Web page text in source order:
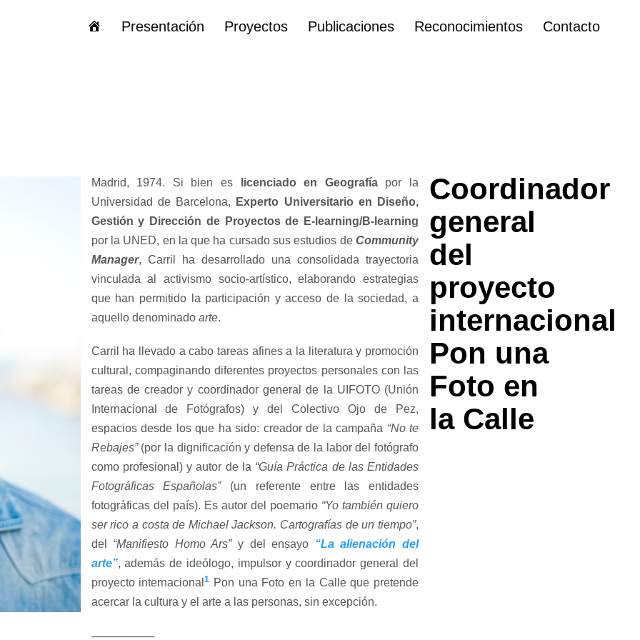
Página
Presentación Proyectos Publicaciones Reconocimientos Contacto
Madrid, 1974. Si bien es licenciado en Geografíapor la
Universidad de Barcelona,
Experto Universitario en Diseño,
Gestión y Dirección de Proyectos de E-learning/B-learning
por la UNED, en la que ha cursado sus estudios deCommunity
Manager, Carril ha desarrollado una consolidada trayectoria
vinculada al activismo socio-artístico, elaborando estrategias
que han permitido la participación y acceso de la sociedad, a
aquello denominado arte.
Carril ha llevado a cabo tareas afines a la literatura y promoción
cultural, compaginando diferentes proyectos personales con las
tareas de creador y coordinador general de la UIFOTO (Unión
Internacional de Fotógrafos) y del Colectivo Ojo de Pez,
espacios desde los que ha sido: creador de la campaña “No te
Rebajes”(por la dignificación y defensa de la labor del fotógrafo
como profesional) y autor de la “Guía Práctica de las Entidades
Fotográficas Españolas”(un referente entre las entidades
fotográficas del país). Es autor del poemario “Yo también quiero
ser rico a costa de Michael Jackson. Cartografías de un tiempo”,
del “Manifiesto Homo Ars”y del ensayo “La alienación del
arte”, además de ideólogo, impulsor y coordinador general del
proyecto internacional1 Pon una Foto en la Calle que pretende
acercar la cultura y el arte a las personas, sin excepción.
Coordinador
general
del
proyecto
internacional
Pon una
Foto en
la Calle
────────